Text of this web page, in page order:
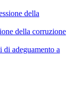
della
della corruzione
adeguamento a